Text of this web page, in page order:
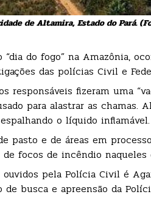
de Altamira, Estado do Pará.
do fogo” na Amazônia,
das polícias Civil e
responsáveis fizeram uma
para alastrar as chamas.
o líquido inflamável.
pasto e de áreas em
focos de incêndio naqueles
pela Polícia Civil é
de busca e apreensão da